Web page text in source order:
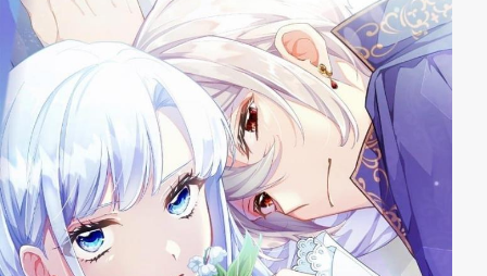
Auftritt in Akihabara, zu dem auch die ehemals
größten Konkurrenten A-RISE eingeladen sind, soll die
Entscheidung bringen.